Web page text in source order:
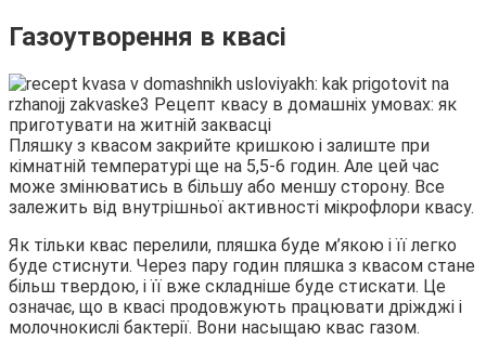
Газоутворення в квасі
Пляшку з квасом закрийте кришкою і залиште при
кімнатній температурі ще на 5,5-6 годин. Але цей час
може змінюватись в більшу або меншу сторону. Все
залежить від внутрішньої активності мікрофлори квасу.
Як тільки квас перелили, пляшка буде м’якою і її легко
буде стиснути. Через пару годин пляшка з квасом стане
більш твердою, і її вже складніше буде стискати. Це
означає, що в квасі продовжують працювати дріжджі і
молочнокислі бактерії. Вони насыщаю квас газом.